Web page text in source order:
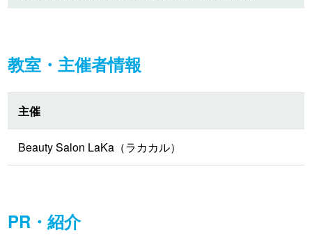
教室・主催者情報
主催
Beauty Salon LaKa（ラカカル）
PR・紹介